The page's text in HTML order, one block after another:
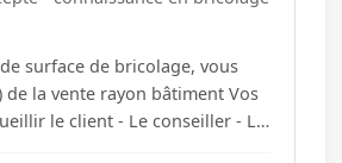
surface de bricolage, vous
la vente rayon bâtiment Vos
le client - Le conseiller - Le